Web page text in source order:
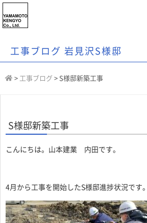
工事ブログ 岩見沢S様邸
> 工事ブログ > S様邸新築工事
S様邸新築工事
こんにちは。山本建業 内田です。
4月から工事を開始したS様邸進捗状況です。